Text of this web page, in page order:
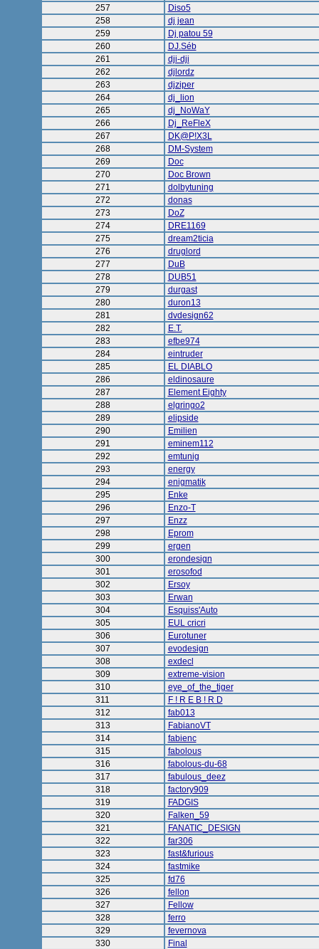
257
Diso5
258
dj jean
259
Dj patou 59
260
DJ.Séb
261
dji-dji
262
djlordz
263
djziper
264
dj_lion
265
dj_NoWaY
266
Dj_ReFleX
267
DK@P!X3L
268
DM-System
269
Doc
270
Doc Brown
271
dolbytuning
272
donas
273
DoZ
274
DRE1169
275
dream2ticia
276
druglord
277
DuB
278
DUB51
279
durgast
280
duron13
281
dvdesign62
282
E.T.
283
efbe974
284
eintruder
285
EL DIABLO
286
eldinosaure
287
Element Eighty
288
elgringo2
289
elipside
290
Emilien
291
eminem112
292
emtunig
293
energy
294
enigmatik
295
Enke
296
Enzo-T
297
Enzz
298
Eprom
299
ergen
300
erondesign
301
erosofod
302
Ersoy
303
Erwan
304
Esquiss'Auto
305
EUL cricri
306
Eurotuner
307
evodesign
308
exdecl
309
extreme-vision
310
eye_of_the_tiger
311
F ! R E B ! R D
312
fab013
313
FabianoVT
314
fabienc
315
fabolous
316
fabolous-du-68
317
fabulous_deez
318
factory909
319
FADGIS
320
Falken_59
321
FANATIC_DESIGN
322
far306
323
fast&furious
324
fastmike
325
fd76
326
fellon
327
Fellow
328
ferro
329
fevernova
330
Final